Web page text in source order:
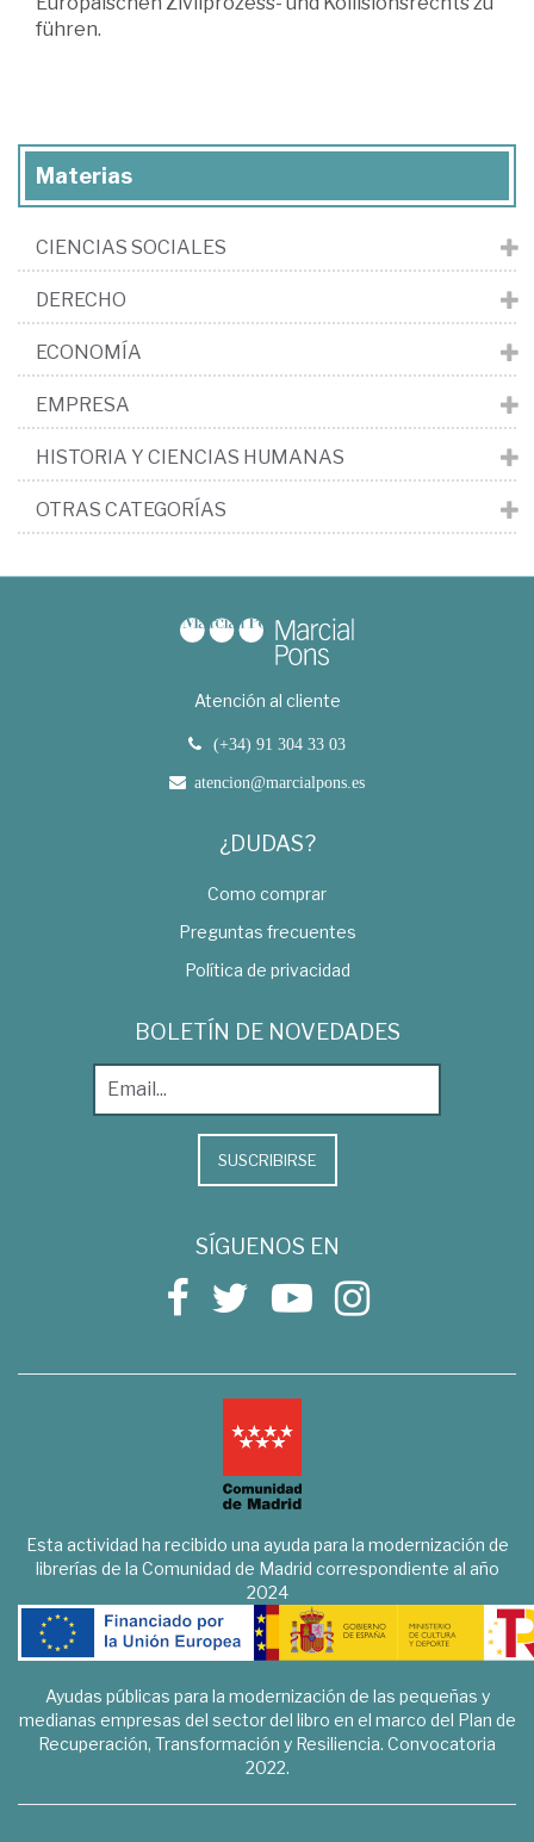
führen.
Materias
CIENCIAS SOCIALES
DERECHO
ECONOMÍA
EMPRESA
HISTORIA Y CIENCIAS HUMANAS
OTRAS CATEGORÍAS
Atención al cliente
(+34) 91 304 33 03
atencion@marcialpons.es
¿DUDAS?
Como comprar
Preguntas frecuentes
Política de privacidad
BOLETÍN DE NOVEDADES
SUSCRIBIRSE
SÍGUENOS EN
Esta actividad ha recibido una ayuda para la modernización de
librerías de la Comunidad de Madrid correspondiente al año
2024
Ayudas públicas para la modernización de las pequeñas y
medianas empresas del sector del libro en el marco del Plan de
Recuperación, Transformación y Resiliencia. Convocatoria
2022.